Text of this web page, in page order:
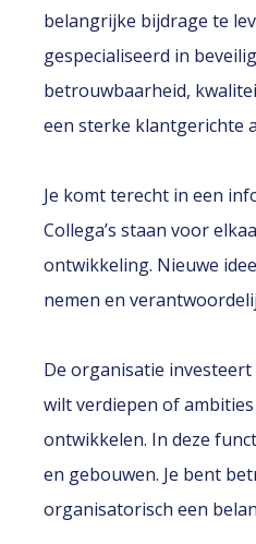
belangrijke bijdrage te
gespecialiseerd in
betrouwbaarheid,
een sterke klantgerichte
Je komt terecht in een
Collega’s staan voor
ontwikkeling. Nieuwe
nemen en
De organisatie
wilt verdiepen of
ontwikkelen. In deze
en gebouwen. Je bent
organisatorisch een